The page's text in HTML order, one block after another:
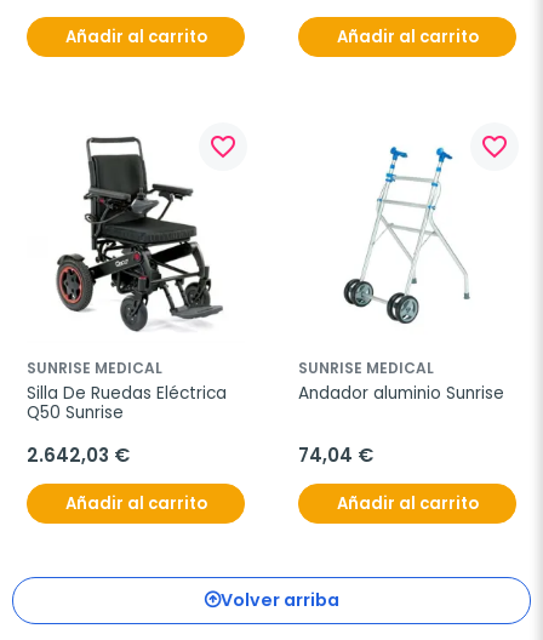
Añadir al carrito Añadir al carrito
favorite_border
SUNRISE MEDICAL
Silla De Ruedas Eléctrica
Q50 Sunrise
2.642,03 €
Añadir al carrito
favorite_border
SUNRISE MEDICAL
Andador aluminio Sunrise
74,04 €
Añadir al carrito
Volver arriba